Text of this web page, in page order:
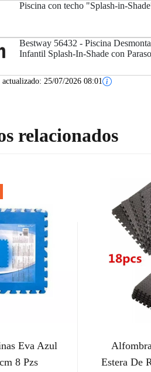
Piscina con techo "Splash-in-
Bestway 56432 - Piscina
Infantil Splash-In-Shade con
25/07/2026 08:01
relacionados
Eva Azul
8 Pzs
Estera De